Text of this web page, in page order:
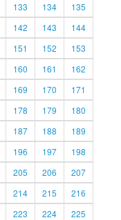
133 134
135
142 143
144
151 152
153
160 161
162
169 170
171
178 179
180
187 188
189
196 197
198
205 206
207
214 215
216
223 224
225